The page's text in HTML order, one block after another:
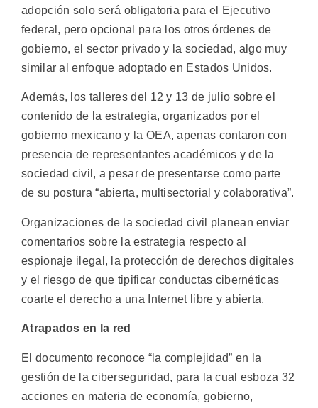
adopción solo será obligatoria para el Ejecutivo
federal, pero opcional para los otros órdenes de
gobierno, el sector privado y la sociedad, algo muy
similar al enfoque adoptado en Estados Unidos.
Además, los talleres del 12 y 13 de julio sobre el
contenido de la estrategia, organizados por el
gobierno mexicano y la OEA, apenas contaron con
presencia de representantes académicos y de la
sociedad civil, a pesar de presentarse como parte
de su postura “abierta, multisectorial y colaborativa”.
Organizaciones de la sociedad civil planean enviar
comentarios sobre la estrategia respecto al
espionaje ilegal, la protección de derechos digitales
y el riesgo de que tipificar conductas cibernéticas
coarte el derecho a una Internet libre y abierta.
Atrapados en la red
El documento reconoce “la complejidad” en la
gestión de la ciberseguridad, para la cual esboza 32
acciones en materia de economía, gobierno,